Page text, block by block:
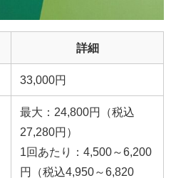
詳細
33,000円
最大：24,800円（税込
27,280円）
1回あたり：4,500～6,200
円（税込4,950～6,820